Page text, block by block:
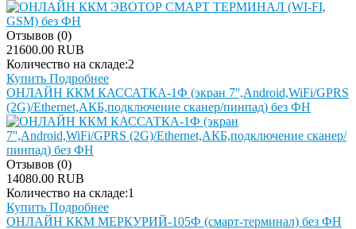
Отзывов (0)
21600.00 RUB
Количество на складе:2
Купить Подробнее
ОНЛАЙН ККМ КАССАТКА-1Ф (экран 7'',Android,WiFi/GPRS
(2G)/Ethernet,АКБ,подключение сканер/пинпад) без ФН
Отзывов (0)
14080.00 RUB
Количество на складе:1
Купить Подробнее
ОНЛАЙН ККМ МЕРКУРИЙ-105Ф (смарт-терминал) без ФН